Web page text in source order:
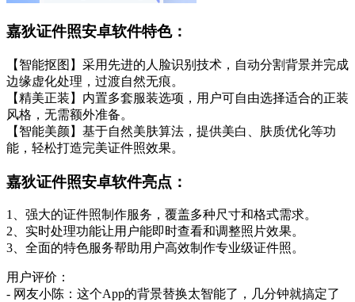
嘉狄证件照安卓软件特色：
【智能抠图】采用先进的人脸识别技术，自动分割背景并完成
边缘虚化处理，过渡自然无痕。
【精美正装】内置多套服装选项，用户可自由选择适合的正装
风格，无需额外准备。
【智能美颜】基于自然美肤算法，提供美白、肤质优化等功
能，轻松打造完美证件照效果。
嘉狄证件照安卓软件亮点：
1、强大的证件照制作服务，覆盖多种尺寸和格式需求。
2、实时处理功能让用户能即时查看和调整照片效果。
3、全面的特色服务帮助用户高效制作专业级证件照。
用户评价：
- 网友小陈：这个App的背景替换太智能了，几分钟就搞定了